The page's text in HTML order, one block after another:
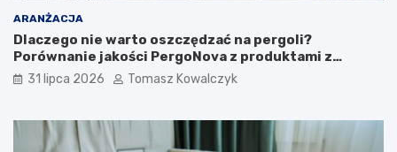
ARANŻACJA
Dlaczego nie warto oszczędzać na pergoli?
Porównanie jakości PergoNova z produktami z
marketu
31 lipca 2026 Tomasz Kowalczyk